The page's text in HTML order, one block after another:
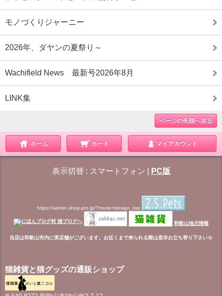
モノづくりジャーニー
2026年、ダヤンの夏祭り～
Wachifield News 最新号2026年8月
LINK集
ページの先頭へ戻る
ホーム カート マイアカウント
表示切替 : スマートフォン PC版
https://admin.shop-pro.jp/?mode=design_top
和歌山地元情報
当店は和歌山市内に実店舗がございます。お近くまで来られる際は是非お立ち寄り下さい☆
猫雑貨と猫グッズの通販ショップ